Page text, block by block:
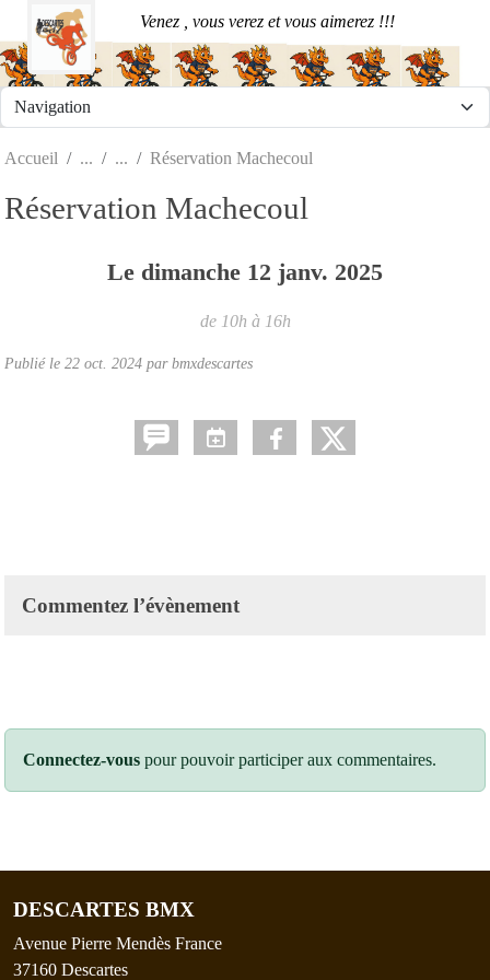
Venez , vous verez et vous aimerez !!!
Accueil Réservation Machecoul
Réservation Machecoul
Le dimanche 12 janv. 2025
de 10h à 16h
Publié le 22 oct. 2024 parbmxdescartes
Commentez l’évènement
Connectez-vous pour pouvoir participer aux commentaires.
DESCARTES BMX
Avenue Pierre Mendès France
37160 Descartes
Panneau de gestion des cookies